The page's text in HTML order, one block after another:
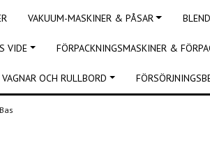
VAKUUM-MASKINER & PÅSAR
VIDE FÖRPACKNINGSMASKINER &
VAGNAR OCH RULLBORD